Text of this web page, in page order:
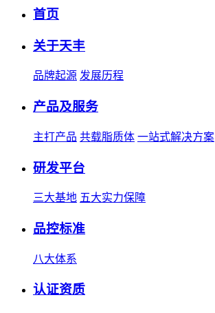
首页
关于天丰
品牌起源 发展历程
产品及服务
主打产品 共载脂质体 一站式解决方案
研发平台
三大基地 五大实力保障
品控标准
八大体系
认证资质